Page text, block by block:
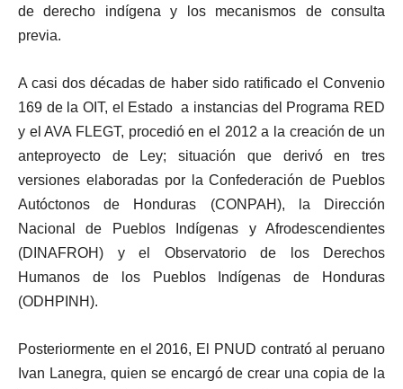
de derecho indígena y los mecanismos de consulta
previa.
A casi dos décadas de haber sido ratificado el Convenio
169 de la OIT, el Estado a instancias del Programa RED
y el AVA FLEGT, procedió en el 2012 a la creación de un
anteproyecto de Ley; situación que derivó en tres
versiones elaboradas por la Confederación de Pueblos
Autóctonos de Honduras (CONPAH), la Dirección
Nacional de Pueblos Indígenas y Afrodescendientes
(DINAFROH) y el Observatorio de los Derechos
Humanos de los Pueblos Indígenas de Honduras
(ODHPINH).
Posteriormente en el 2016, El PNUD contrató al peruano
Ivan Lanegra, quien se encargó de crear una copia de la